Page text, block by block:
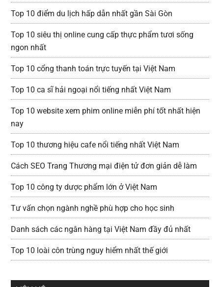
Top 10 điểm du lịch hấp dẫn nhất gần Sài Gòn
Top 10 siêu thị online cung cấp thực phẩm tươi sống
ngon nhất
Top 10 cổng thanh toán trực tuyến tại Việt Nam
Top 10 ca sĩ hải ngoại nổi tiếng nhất Việt Nam
Top 10 website xem phim online miễn phí tốt nhất hiện
nay
Top 10 thương hiệu cafe nổi tiếng nhất Việt Nam
Cách SEO Trang Thương mại điện tử đơn giản dễ làm
Top 10 công ty dược phẩm lớn ở Việt Nam
Tư vấn chọn ngành nghề phù hợp cho học sinh
Danh sách các ngân hàng tại Việt Nam đầy đủ nhất
Top 10 loài côn trùng nguy hiểm nhất thế giới